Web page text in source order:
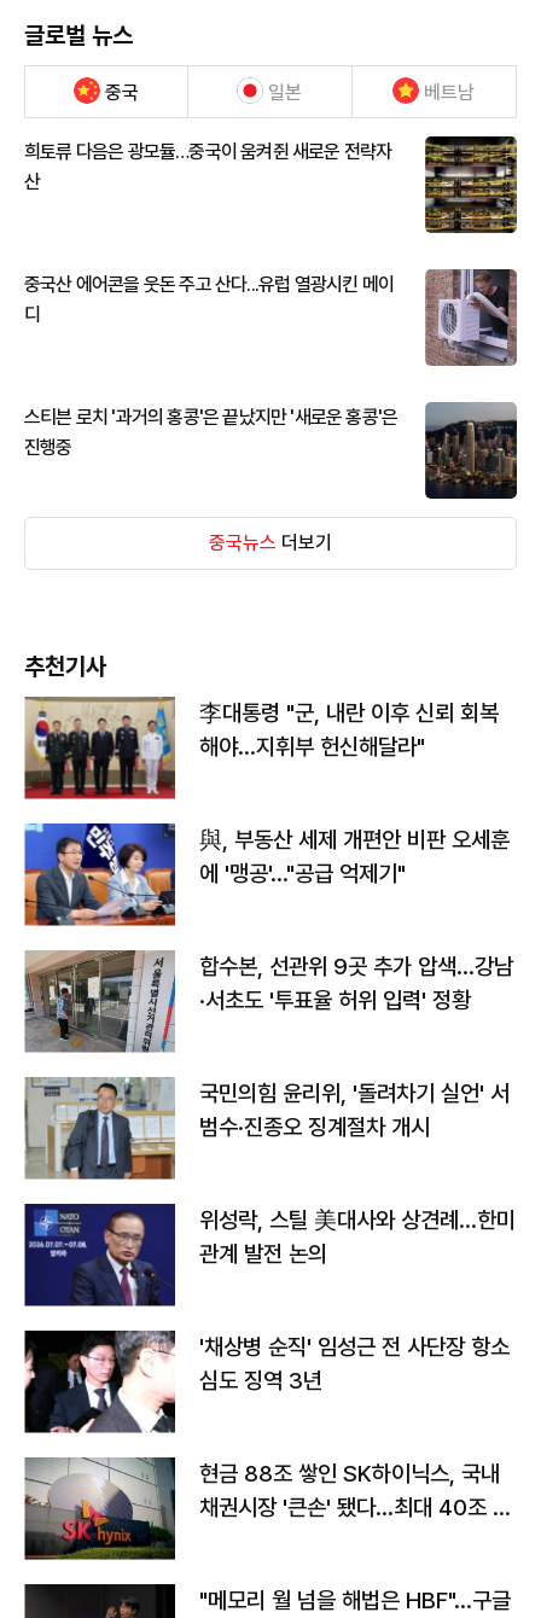
글로벌 뉴스
중국 일본 베트남
희토류 다음은 광모듈…중국이 움켜쥔 새로운 전략자
산
중국산 에어콘을 웃돈 주고 산다...유럽 열광시킨 메이
디
스티븐 로치 '과거의 홍콩'은 끝났지만 '새로운 홍콩'은
진행중
중국뉴스 더보기
추천기사
李대통령 "군, 내란 이후 신뢰 회복
해야…지휘부 헌신해달라"
與, 부동산 세제 개편안 비판 오세훈
에 '맹공'…"공급 억제기"
합수본, 선관위 9곳 추가 압색…강남
·서초도 '투표율 허위 입력' 정황
국민의힘 윤리위, '돌려차기 실언' 서
범수·진종오 징계절차 개시
위성락, 스틸 美대사와 상견례…한미
관계 발전 논의
'채상병 순직' 임성근 전 사단장 항소
심도 징역 3년
현금 88조 쌓인 SK하이닉스, 국내
채권시장 '큰손' 됐다…최대 40조 투
"메모리 월 넘을 해법은 HBF"…구글